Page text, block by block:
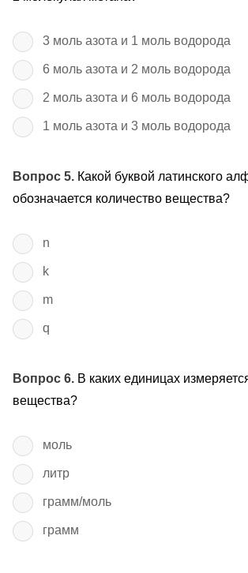
3 моль азота и 1 моль водорода
6 моль азота и 2 моль водорода
2 моль азота и 6 моль водорода
1 моль азота и 3 моль водорода
Вопрос 5. Какой буквой латинского
обозначается количество вещества?
n
k
m
q
Вопрос 6. В каких единицах
вещества?
моль
литр
грамм/моль
грамм